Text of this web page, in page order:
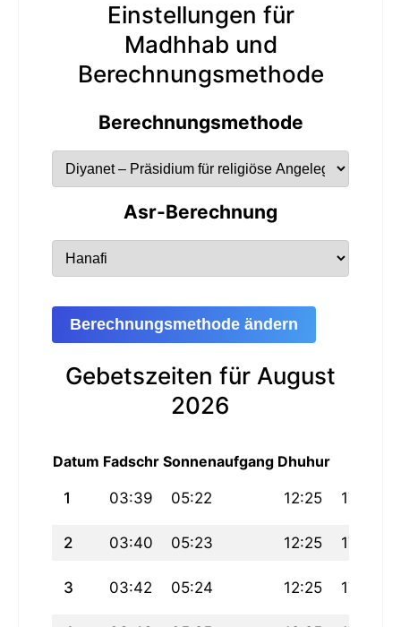
Einstellungen für
Madhhab und
Berechnungsmethode
Berechnungsmethode
Asr-Berechnung
Berechnungsmethode ändern
Gebetszeiten für August
2026
Datum Fadschr Sonnenaufgang Dhuhur
1 03:39 05:22 12:25 17:23
2 03:40 05:23 12:25 17:22
3 03:42 05:24 12:25 17:22